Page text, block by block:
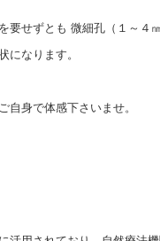
要せずとも 微細孔（１～
になります。
自身で体感下さいませ。